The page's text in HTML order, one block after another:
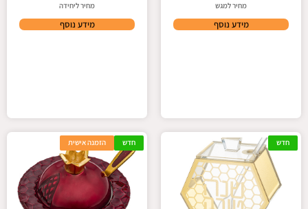
מחיר למגש
מידע נוסף
מחיר ליחידה
מידע נוסף
חדש חדש הזמנה אישית